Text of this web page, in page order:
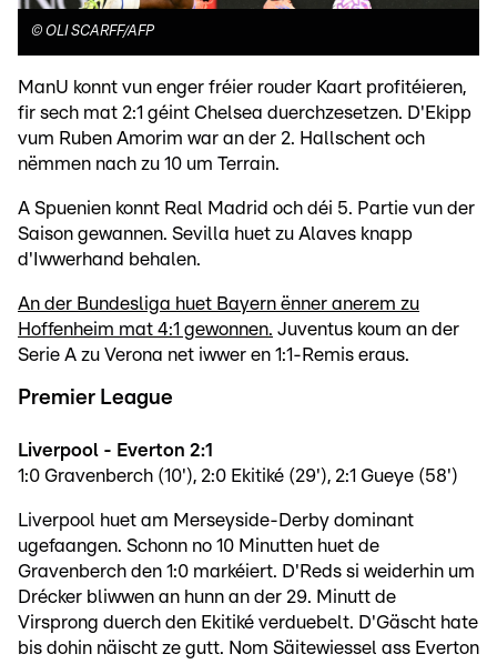
© OLI SCARFF/AFP
ManU konnt vun enger fréier rouder Kaart profitéieren,
fir sech mat 2:1 géint Chelsea duerchzesetzen. D'Ekipp
vum Ruben Amorim war an der 2. Hallschent och
nëmmen nach zu 10 um Terrain.
A Spuenien konnt Real Madrid och déi 5. Partie vun der
Saison gewannen. Sevilla huet zu Alaves knapp
d'Iwwerhand behalen.
An der Bundesliga huet Bayern ënner anerem zu
Hoffenheim mat 4:1 gewonnen. Juventus koum an der
Serie A zu Verona net iwwer en 1:1-Remis eraus.
Premier League
Liverpool - Everton 2:1
1:0 Gravenberch (10'), 2:0 Ekitiké (29'), 2:1 Gueye (58')
Liverpool huet am Merseyside-Derby dominant
ugefaangen. Schonn no 10 Minutten huet de
Gravenberch den 1:0 markéiert. D'Reds si weiderhin um
Drécker bliwwen an hunn an der 29. Minutt de
Virsprong duerch den Ekitiké verduebelt. D'Gäscht hate
bis dohin näischt ze gutt. Nom Säitewiessel ass Everton